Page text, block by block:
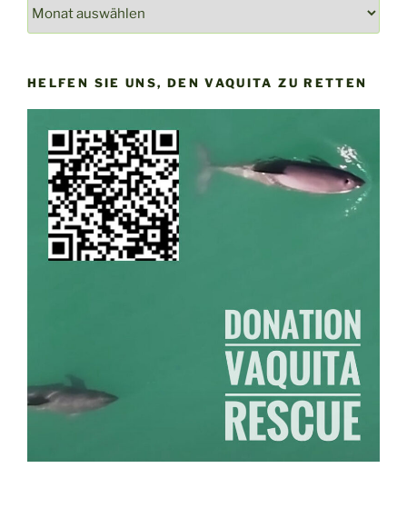
PACHA
HELFEN SIE UNS, DEN VAQUITA ZU RETTEN